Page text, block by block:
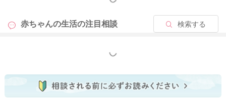
赤ちゃんの生活の注目相談 検索する
もっと見る